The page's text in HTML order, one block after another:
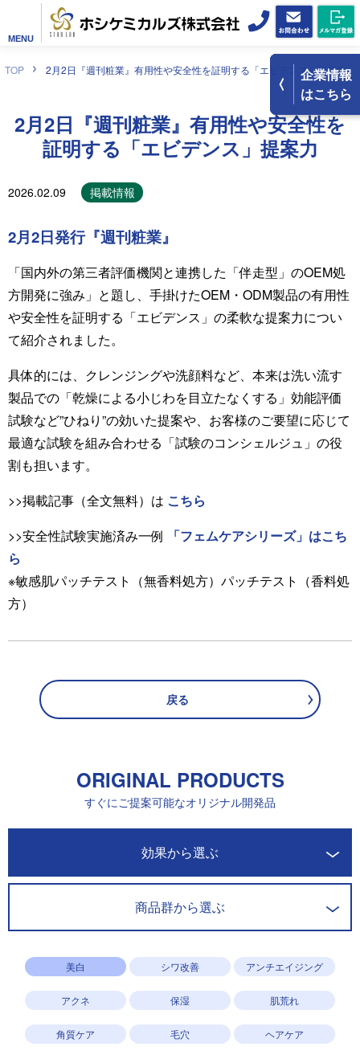
MENU
企業情報
はこちら
TOP 2月2日『週刊粧業』有用性や安全性を証明する「エビデンス」提案力
2月2日『週刊粧業』有用性や安全性を
証明する「エビデンス」提案力
2026.02.09 掲載情報
2月2日発行『週刊粧業』
「国内外の第三者評価機関と連携した「伴走型」のOEM処
方開発に強み」と題し、手掛けたOEM・ODM製品の有用性
や安全性を証明する「エビデンス」の柔軟な提案力につい
て紹介されました。
具体的には、クレンジングや洗顔料など、本来は洗い流す
製品での「乾燥による小じわを目立たなくする」効能評価
試験など”ひねり”の効いた提案や、お客様のご要望に応じて
最適な試験を組み合わせる「試験のコンシェルジュ」の役
割も担います。
>>掲載記事（全文無料）は こちら
>>安全性試験実施済み一例
「フェムケアシリーズ」はこち
ら
※敏感肌パッチテスト（無香料処方）パッチテスト（香料処
方）
戻る
ORIGINAL PRODUCTS
すぐにご提案可能なオリジナル開発品
効果から選ぶ
商品群から選ぶ
美白 シワ改善 アンチエイジング
アクネ 保湿 肌荒れ
角質ケア 毛穴 ヘアケア